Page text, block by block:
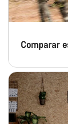
Comparar